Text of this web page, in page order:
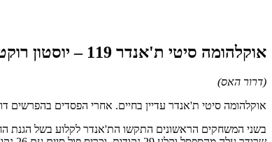
אוקלהומה סיטי ת'אנדר 119 – יוסטון רוקטס 107 בהארכה (2-1 לרוקטס בסדרה)
(דרור האס)
אוקלהומה סיטי ת'אנדר עדיין בחיים. אחרי הפסדים בהפרשים דו ספרתיים בשני